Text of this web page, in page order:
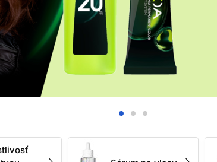
a produkty, ktoré pomáhajú znižovať lámavosť
to automaticky, že musíte vlasy
výživné produkty pri korienkoch môžu vlasy
zložky aj frekvenciu umývania. Pri dlhých
najstaršie, najviac namáhané a najčastejšie
suchšie, citlivejšie na trenie, náchylnejšie na
alebo zosvetľované vlasy, ktoré